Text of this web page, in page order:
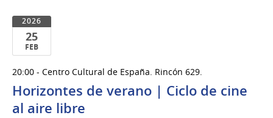
2026
25
FEB
de
Feb
del
20:00 - Centro Cultural de España. Rincón 629.
Horizontes de verano | Ciclo de cine
al aire libre